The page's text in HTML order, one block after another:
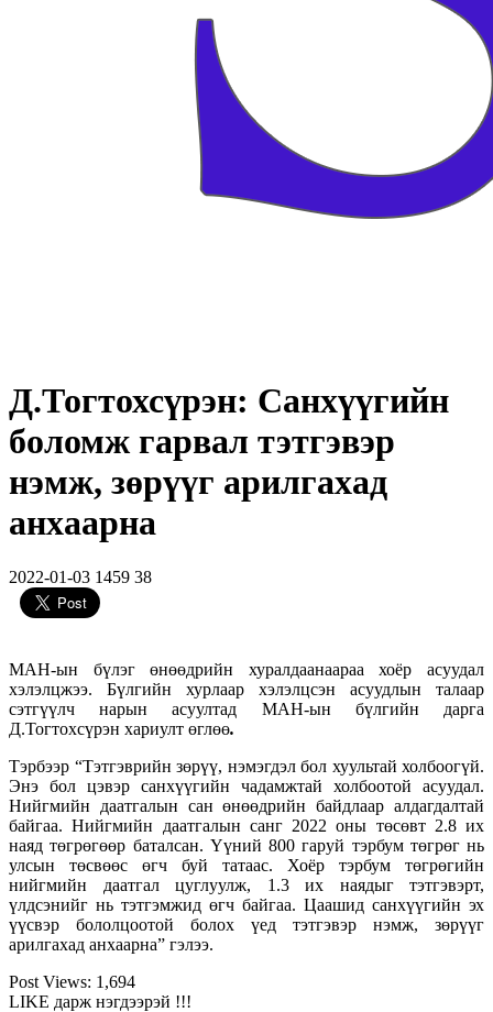
Д.Тогтохсүрэн: Санхүүгийн
боломж гарвал тэтгэвэр
нэмж, зөрүүг арилгахад
анхаарна
2022-01-03 1459 38
МАН-ын бүлэг өнөөдрийн хуралдаанаараа хоёр асуудал
хэлэлцжээ. Бүлгийн хурлаар хэлэлцсэн асуудлын талаар
сэтгүүлч нарын асуултад МАН-ын бүлгийн дарга
Д.Тогтохсүрэн хариулт өглөө.
Тэрбээр “Тэтгэврийн зөрүү, нэмэгдэл бол хуультай холбоогүй.
Энэ бол цэвэр санхүүгийн чадамжтай холбоотой асуудал.
Нийгмийн даатгалын сан өнөөдрийн байдлаар алдагдалтай
байгаа. Нийгмийн даатгалын санг 2022 оны төсөвт 2.8 их
наяд төгрөгөөр баталсан. Үүний 800 гаруй тэрбум төгрөг нь
улсын төсвөөс өгч буй татаас. Хоёр тэрбум төгрөгийн
нийгмийн даатгал цуглуулж, 1.3 их наядыг тэтгэвэрт,
үлдсэнийг нь тэтгэмжид өгч байгаа. Цаашид санхүүгийн эх
үүсвэр бололцоотой болох үед тэтгэвэр нэмж, зөрүүг
арилгахад анхаарна” гэлээ.
Post Views: 1,694
LIKE дарж нэгдээрэй !!!